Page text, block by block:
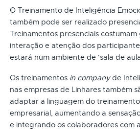
O Treinamento de Inteligência
também pode ser realizado
Treinamentos presenciais costumam
interação e atenção dos
estará num ambiente de ‘sala de
Os treinamentos in companyde
nas empresas de Linhares também
adaptar a linguagem do
empresarial, aumentando a
e integrando os colaboradores com